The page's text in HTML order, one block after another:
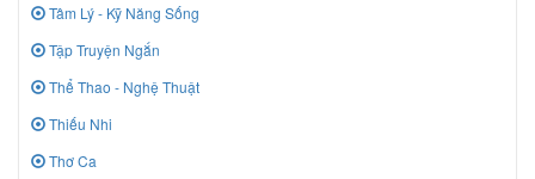
Tâm Lý - Kỹ Năng Sống
Tập Truyện Ngắn
Thể Thao - Nghệ Thuật
Thiếu Nhi
Thơ Ca